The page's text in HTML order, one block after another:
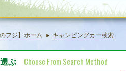
フジ】ホーム キャンピングカー検索
ぶ Choose From Search Method